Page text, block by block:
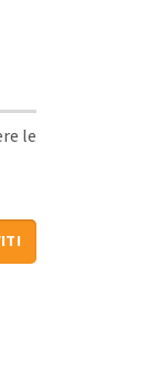
le